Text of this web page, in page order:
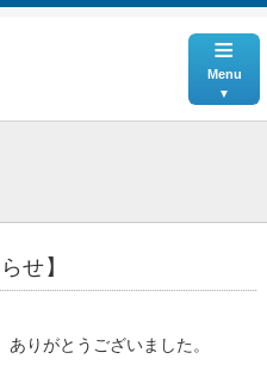
≡
Menu
せ】
りがとうございました。